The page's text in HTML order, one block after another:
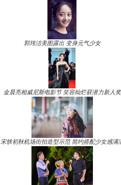
郭玮洁美图露出 变身元气少女
金晨亮相威尼斯电影节 笑容灿烂获潜力新人奖
宋轶初秋机场街拍造型示范 简约搭配少女感满